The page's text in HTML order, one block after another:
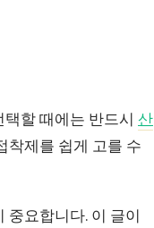
할 때에는 반드시 산
착제를 쉽게 고를 수
중요합니다. 이 글이